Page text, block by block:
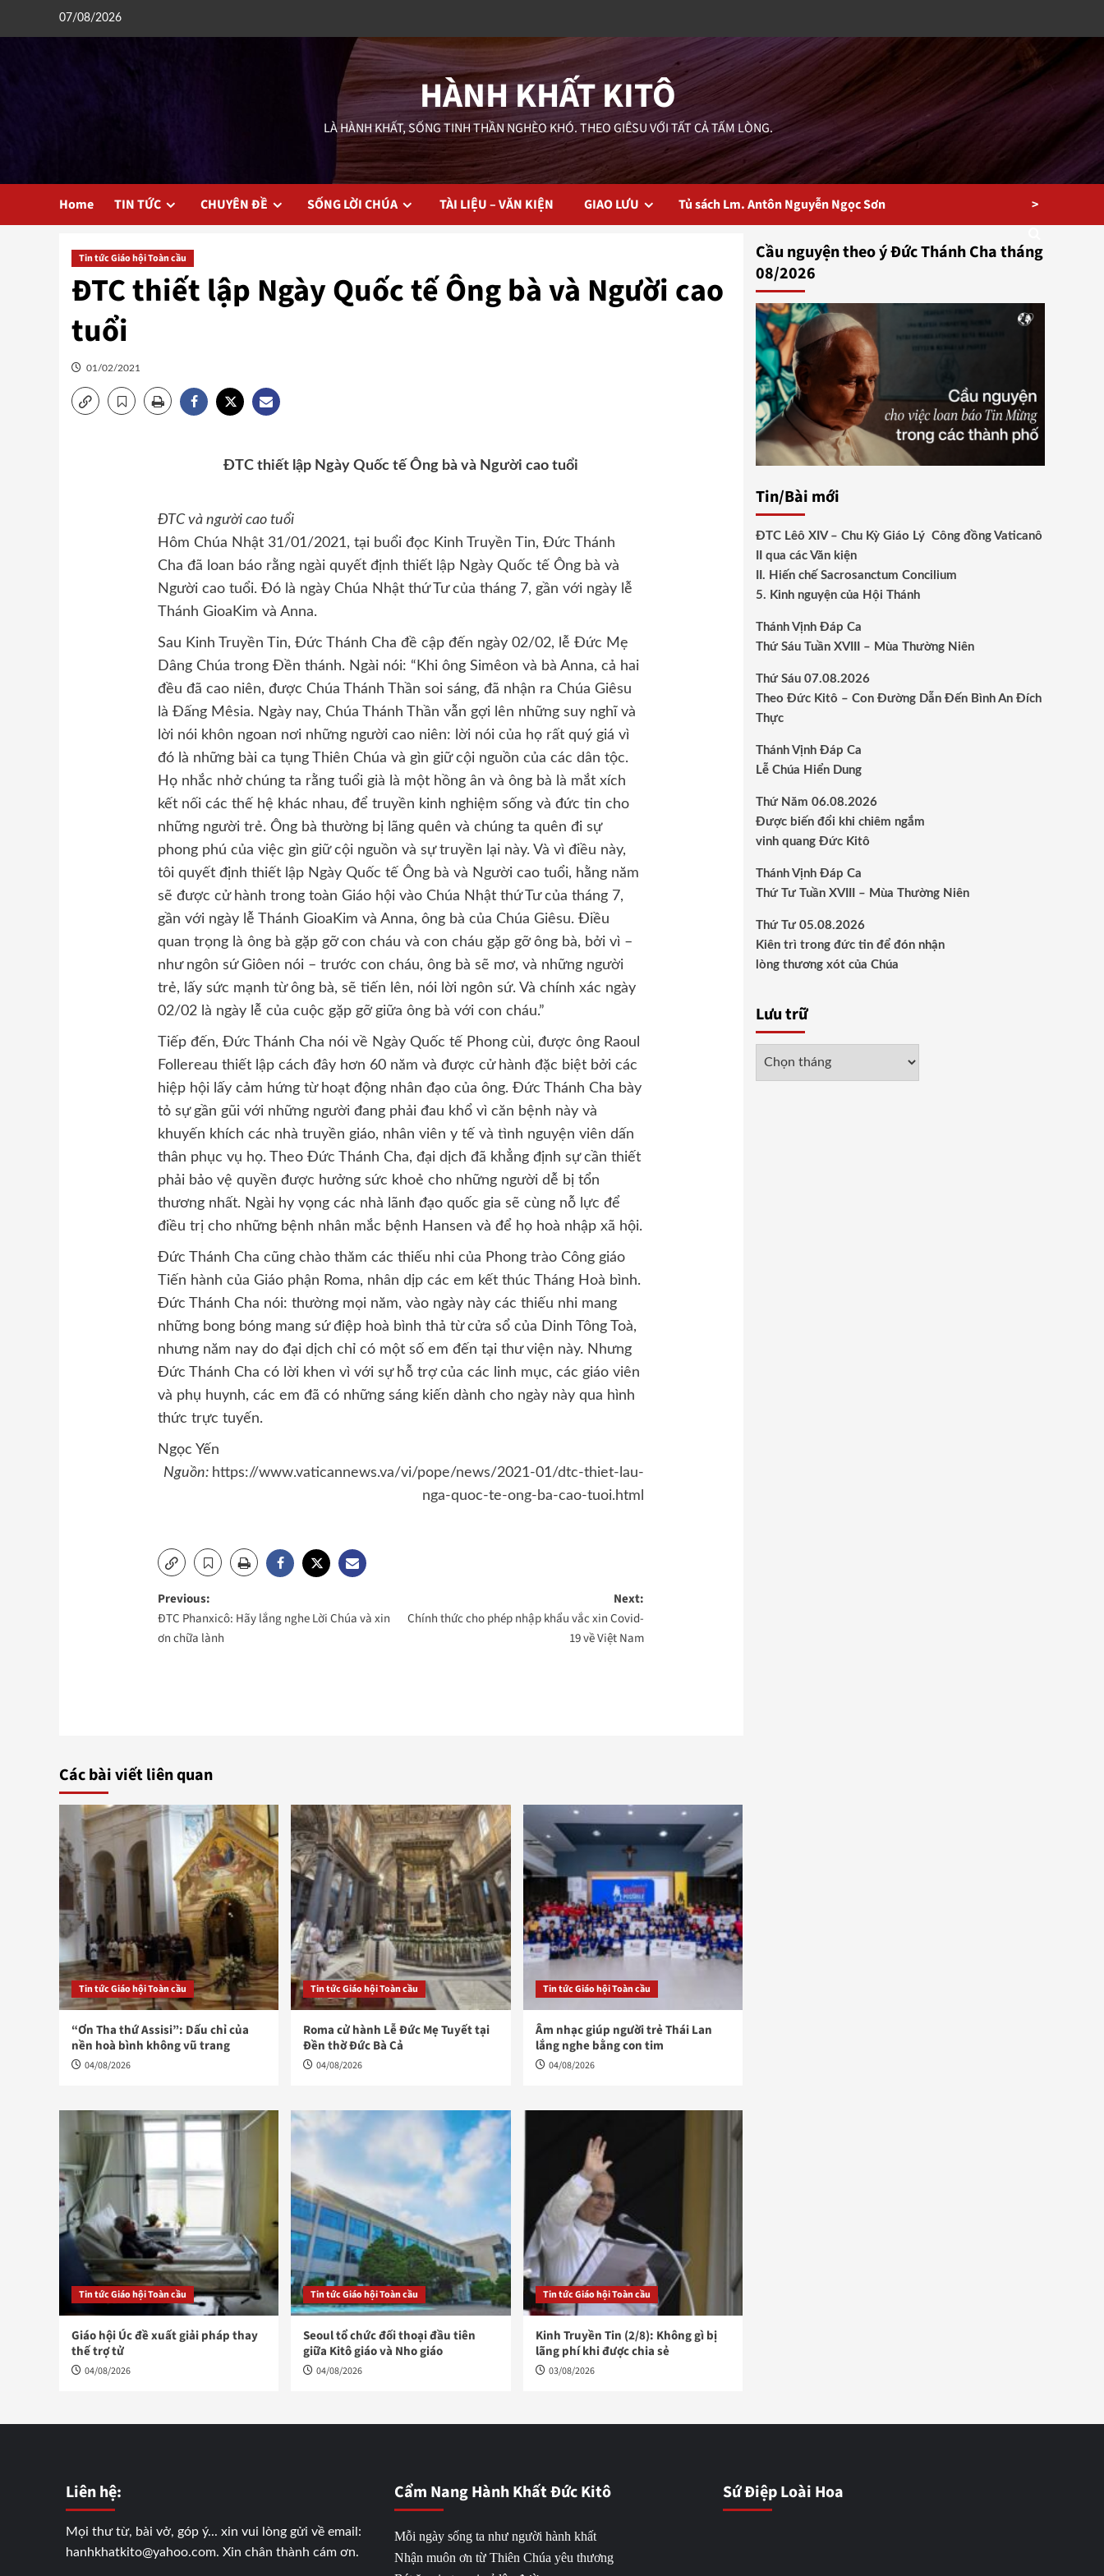
07/08/2026
HÀNH KHẤT KITÔ
LÀ HÀNH KHẤT, SỐNG TINH THẦN NGHÈO KHÓ. THEO GIÊSU VỚI TẤT CẢ TẤM LÒNG.
Home TIN TỨC CHUYÊN ĐỀ SỐNG LỜI CHÚA TÀI LIỆU – VĂN KIỆN GIAO LƯU Tủ sách Lm. Antôn Nguyễn Ngọc Sơn >
Tin tức Giáo hội Toàn cầu
ĐTC thiết lập Ngày Quốc tế Ông bà và Người cao
tuổi
01/02/2021
ĐTC thiết lập Ngày Quốc tế Ông bà và Người cao tuổi
ĐTC và người cao tuổi
Hôm Chúa Nhật 31/01/2021, tại buổi đọc Kinh Truyền Tin, Đức Thánh
Cha đã loan báo rằng ngài quyết định thiết lập Ngày Quốc tế Ông bà và
Người cao tuổi. Đó là ngày Chúa Nhật thứ Tư của tháng 7, gần với ngày lễ
Thánh GioaKim và Anna.
Sau Kinh Truyền Tin, Đức Thánh Cha đề cập đến ngày 02/02, lễ Đức Mẹ
Dâng Chúa trong Đền thánh. Ngài nói: “Khi ông Simêon và bà Anna, cả hai
đều đã cao niên, được Chúa Thánh Thần soi sáng, đã nhận ra Chúa Giêsu
là Đấng Mêsia. Ngày nay, Chúa Thánh Thần vẫn gợi lên những suy nghĩ và
lời nói khôn ngoan nơi những người cao niên: lời nói của họ rất quý giá vì
đó là những bài ca tụng Thiên Chúa và gìn giữ cội nguồn của các dân tộc.
Họ nhắc nhở chúng ta rằng tuổi già là một hồng ân và ông bà là mắt xích
kết nối các thế hệ khác nhau, để truyền kinh nghiệm sống và đức tin cho
những người trẻ. Ông bà thường bị lãng quên và chúng ta quên đi sự
phong phú của việc gìn giữ cội nguồn và sự truyền lại này. Và vì điều này,
tôi quyết định thiết lập Ngày Quốc tế Ông bà và Người cao tuổi, hằng năm
sẽ được cử hành trong toàn Giáo hội vào Chúa Nhật thứ Tư của tháng 7,
gần với ngày lễ Thánh GioaKim và Anna, ông bà của Chúa Giêsu. Điều
quan trọng là ông bà gặp gỡ con cháu và con cháu gặp gỡ ông bà, bởi vì –
như ngôn sứ Giôen nói – trước con cháu, ông bà sẽ mơ, và những người
trẻ, lấy sức mạnh từ ông bà, sẽ tiến lên, nói lời ngôn sứ. Và chính xác ngày
02/02 là ngày lễ của cuộc gặp gỡ giữa ông bà với con cháu.”
Tiếp đến, Đức Thánh Cha nói về Ngày Quốc tế Phong cùi, được ông Raoul
Follereau thiết lập cách đây hơn 60 năm và được cử hành đặc biệt bởi các
hiệp hội lấy cảm hứng từ hoạt động nhân đạo của ông. Đức Thánh Cha bày
tỏ sự gần gũi với những người đang phải đau khổ vì căn bệnh này và
khuyến khích các nhà truyền giáo, nhân viên y tế và tình nguyện viên dấn
thân phục vụ họ. Theo Đức Thánh Cha, đại dịch đã khẳng định sự cần thiết
phải bảo vệ quyền được hưởng sức khoẻ cho những người dễ bị tổn
thương nhất. Ngài hy vọng các nhà lãnh đạo quốc gia sẽ cùng nỗ lực để
điều trị cho những bệnh nhân mắc bệnh Hansen và để họ hoà nhập xã hội.
Đức Thánh Cha cũng chào thăm các thiếu nhi của Phong trào Công giáo
Tiến hành của Giáo phận Roma, nhân dịp các em kết thúc Tháng Hoà bình.
Đức Thánh Cha nói: thường mọi năm, vào ngày này các thiếu nhi mang
những bong bóng mang sứ điệp hoà bình thả từ cửa sổ của Dinh Tông Toà,
nhưng năm nay do đại dịch chỉ có một số em đến tại thư viện này. Nhưng
Đức Thánh Cha có lời khen vì với sự hỗ trợ của các linh mục, các giáo viên
và phụ huynh, các em đã có những sáng kiến dành cho ngày này qua hình
thức trực tuyến.
Ngọc Yến
Nguồn: https://www.vaticannews.va/vi/pope/news/2021-01/dtc-thiet-lau-
nga-quoc-te-ong-ba-cao-tuoi.html
Post
navigation
Previous:
ĐTC Phanxicô: Hãy lắng nghe Lời Chúa và xin
ơn chữa lành
Next:
Chính thức cho phép nhập khẩu vắc xin Covid-
19 về Việt Nam
Các bài viết liên quan
Tin tức Giáo hội Toàn cầu
“Ơn Tha thứ Assisi”: Dấu chỉ của
nền hoà bình không vũ trang
04/08/2026
Tin tức Giáo hội Toàn cầu
Roma cử hành Lễ Đức Mẹ Tuyết tại
Đền thờ Đức Bà Cả
04/08/2026
Tin tức Giáo hội Toàn cầu
Âm nhạc giúp người trẻ Thái Lan
lắng nghe bằng con tim
04/08/2026
Tin tức Giáo hội Toàn cầu
Giáo hội Úc đề xuất giải pháp thay
thế trợ tử
04/08/2026
Tin tức Giáo hội Toàn cầu
Seoul tổ chức đối thoại đầu tiên
giữa Kitô giáo và Nho giáo
04/08/2026
Tin tức Giáo hội Toàn cầu
Kinh Truyền Tin (2/8): Không gì bị
lãng phí khi được chia sẻ
03/08/2026
Cầu nguyện theo ý Đức Thánh Cha tháng
08/2026
Tin/Bài mới
ĐTC Lêô XIV – Chu Kỳ Giáo Lý Công đồng Vaticanô
II qua các Văn kiện
II. Hiến chế Sacrosanctum Concilium
5. Kinh nguyện của Hội Thánh
Thánh Vịnh Đáp Ca
Thứ Sáu Tuần XVIII – Mùa Thường Niên
Thứ Sáu 07.08.2026
Theo Đức Kitô – Con Đường Dẫn Đến Bình An Đích
Thực
Thánh Vịnh Đáp Ca
Lễ Chúa Hiển Dung
Thứ Năm 06.08.2026
Được biến đổi khi chiêm ngắm
vinh quang Đức Kitô
Thánh Vịnh Đáp Ca
Thứ Tư Tuần XVIII – Mùa Thường Niên
Thứ Tư 05.08.2026
Kiên trì trong đức tin để đón nhận
lòng thương xót của Chúa
Lưu trữ
Liên hệ:
Mọi thư từ, bài vở, góp ý... xin vui lòng gửi về email:
hanhkhatkito@yahoo.com. Xin chân thành cám ơn.
Cẩm Nang Hành Khất Đức Kitô
Mỗi ngày sống ta như người hành khất
Nhận muôn ơn từ Thiên Chúa yêu thương
Sứ Điệp Loài Hoa